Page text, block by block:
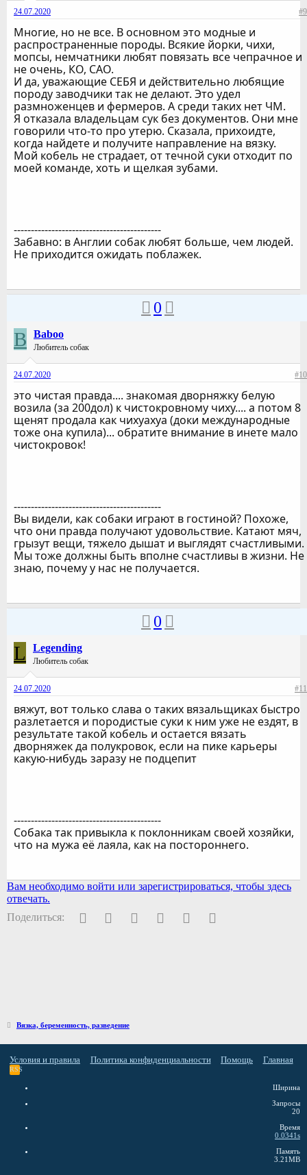
24.07.2020 #9
Многие, но не все. В основном это модные и
распространенные породы. Всякие йорки, чихи,
мопсы, немчатники любят повязать все чепрачное и
не очень, КО, САО.
И да, уважающие СЕБЯ и действительно любящие
породу заводчики так не делают. Это удел
размноженцев и фермеров. А среди таких нет ЧМ.
Я отказала владельцам сук без документов. Они мне
говорили что-то про утерю. Сказала, прихоидте,
когда найдете и получите направление на вязку.
Мой кобель не страдает, от течной суки отходит по
моей команде, хоть и щелкая зубами.
-------------------------------------------
Забавно: в Англии собак любят больше, чем людей.
Не приходится ожидать поблажек.
0
B Baboo
Любитель собак
24.07.2020 #10
это чистая правда.... знакомая дворняжку белую
возила (за 200дол) к чистокровному чиху.... а потом 8
щенят продала как чихуахуа (доки международные
тоже она купила)... обратите внимание в инете мало
чистокровок!
-------------------------------------------
Вы видели, как собаки играют в гостиной? Похоже,
что они правда получают удовольствие. Катают мяч,
грызут вещи, тяжело дышат и выглядят счастливыми.
Мы тоже должны быть вполне счастливы в жизни. Не
знаю, почему у нас не получается.
0
L Legending
Любитель собак
24.07.2020 #11
вяжут, вот только слава о таких вязальщиках быстро
разлетается и породистые суки к ним уже не ездят, в
результате такой кобель и остается вязать
дворняжек да полукровок, если на пике карьеры
какую-нибудь заразу не подцепит
-------------------------------------------
Собака так привыкла к поклонникам своей хозяйки,
что на мужа её лаяла, как на постороннего.
Вам необходимо войти или зарегистрироваться, чтобы здесь
отвечать.
Поделиться:
FacebookTwitter PinterestWhatsAppЭлектронная почта
Вязка, беременность, разведение
Условия и правила Политика конфиденциальности Помощь Главная
RSS
Ширина
Запросы
20
Время
0.0341s
Память
3.21MB